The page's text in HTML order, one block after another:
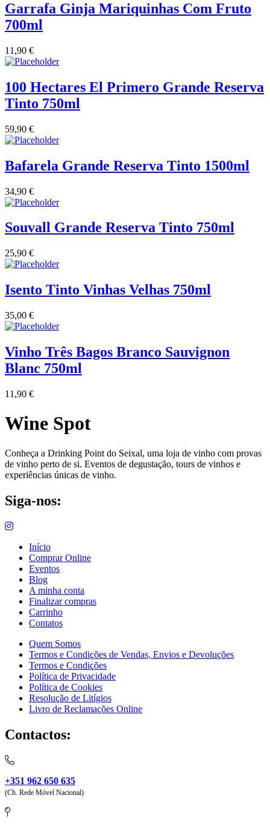
Rego Wines Beira interior
Sem categoria
Taboadella Dão
Tiago Cabaço Alentejo
Vinhos Estrangeiros
Vinilourenço Douro
Garrafa Ginja Mariquinhas Com Fruto
700ml
11,90 €
100 Hectares El Primero Grande Reserva
Tinto 750ml
59,90 €
Bafarela Grande Reserva Tinto 1500ml
34,90 €
Souvall Grande Reserva Tinto 750ml
25,90 €
Isento Tinto Vinhas Velhas 750ml
35,00 €
Vinho Três Bagos Branco Sauvignon
Blanc 750ml
11,90 €
Wine Spot
Conheça a Drinking Point do Seixal, uma loja de vinho com provas
de vinho perto de si. Eventos de degustação, tours de vinhos e
experiências únicas de vinho.
Siga-nos:
Início
Comprar Online
Eventos
Blog
A minha conta
Finalizar compras
Carrinho
Contatos
Quem Somos
Termos e Condições de Vendas, Envios e Devoluções
Termos e Condições
Política de Privacidade
Política de Cookies
Resolução de Litígios
Livro de Reclamações Online
Contactos:
+351 962 650 635
(Ch. Rede Móvel Nacional)